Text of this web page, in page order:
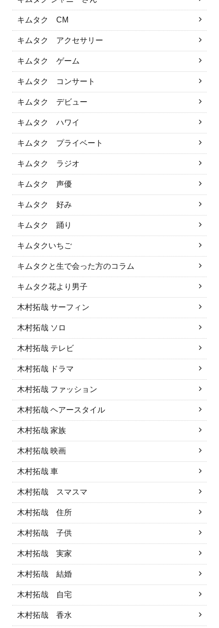
キムタク CM
キムタク アクセサリー
キムタク ゲーム
キムタク コンサート
キムタク デビュー
キムタク ハワイ
キムタク プライベート
キムタク ラジオ
キムタク 声優
キムタク 好み
キムタク 踊り
キムタクいちご
キムタクと生で会った方のコラム
キムタク花より男子
木村拓哉 サーフィン
木村拓哉 ソロ
木村拓哉 テレビ
木村拓哉 ドラマ
木村拓哉 ファッション
木村拓哉 ヘアースタイル
木村拓哉 家族
木村拓哉 映画
木村拓哉 車
木村拓哉 スマスマ
木村拓哉 住所
木村拓哉 子供
木村拓哉 実家
木村拓哉 結婚
木村拓哉 自宅
木村拓哉 香水